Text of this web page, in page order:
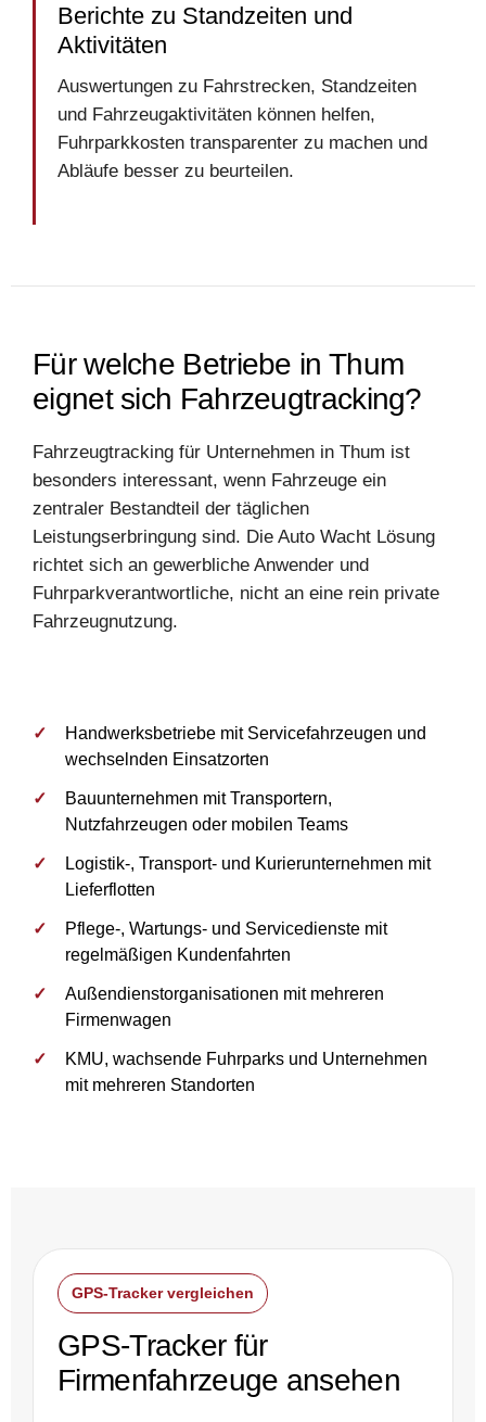
Berichte zu Standzeiten und
Aktivitäten
Auswertungen zu Fahrstrecken, Standzeiten
und Fahrzeugaktivitäten können helfen,
Fuhrparkkosten transparenter zu machen und
Abläufe besser zu beurteilen.
Für welche Betriebe in Thum
eignet sich Fahrzeugtracking?
Fahrzeugtracking für Unternehmen in Thum ist
besonders interessant, wenn Fahrzeuge ein
zentraler Bestandteil der täglichen
Leistungserbringung sind. Die Auto Wacht Lösung
richtet sich an gewerbliche Anwender und
Fuhrparkverantwortliche, nicht an eine rein private
Fahrzeugnutzung.
Handwerksbetriebe mit Servicefahrzeugen und
wechselnden Einsatzorten
Bauunternehmen mit Transportern,
Nutzfahrzeugen oder mobilen Teams
Logistik-, Transport- und Kurierunternehmen mit
Lieferflotten
Pflege-, Wartungs- und Servicedienste mit
regelmäßigen Kundenfahrten
Außendienstorganisationen mit mehreren
Firmenwagen
KMU, wachsende Fuhrparks und Unternehmen
mit mehreren Standorten
GPS-Tracker vergleichen
GPS-Tracker für
Firmenfahrzeuge ansehen